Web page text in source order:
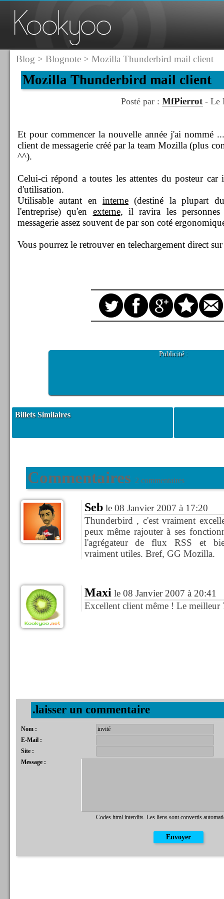
Blog > Blognote> Mozilla Thunderbird mail client
Mozilla Thunderbird mail client
Posté par : MfPierrot- Le
Et pour commencer la nouvelle année j'ai nommé
client de messagerie créé par la team Mozilla (plus
^^).
Celui-ci répond a toutes les attentes du posteur car
d'utilisation.
Utilisable autant en interne(destiné la plupart
l'entreprise) qu'en externe, il ravira les
messagerie assez souvent de par son coté
Vous pourrez le retrouver en telechargement direct
Publicité :
Billets Similaires
Commentaires 2 commentaires
Seble 08 Janvier 2007 à 17:20
Thunderbird , c'est vraiment
peux même rajouter à ses
l'agrégateur de flux RSS et
vraiment utiles. Bref, GG Mozilla.
Maxi le 08 Janvier 2007 à 20:41
Excellent client même ! Le meilleur
.laisser un commentaire
Nom :
E-Mail :
Site :
Message :
Codes html interdits. Les liens sont convertis